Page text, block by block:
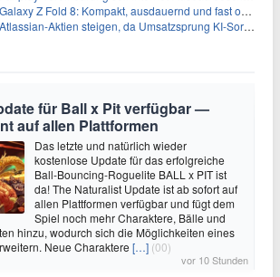
Galaxy Z Fold 8: Kompakt, ausdauernd und fast ohne Falte
Atlassian-Aktien steigen, da Umsatzsprung KI-Sorgen dämpft
für Ball x Pit verfügbar —
auf allen Plattformen
Das letzte und natürlich wieder
kostenlose Update für das erfolgreiche
Ball-Bouncing-Roguelite BALL x PIT ist
da! The Naturalist Update ist ab sofort auf
allen Plattformen verfügbar und fügt dem
Spiel noch mehr Charaktere, Bälle und
hinzu, wodurch sich die Möglichkeiten eines
Neue Charaktere […] (00)
vor 10 Stunden